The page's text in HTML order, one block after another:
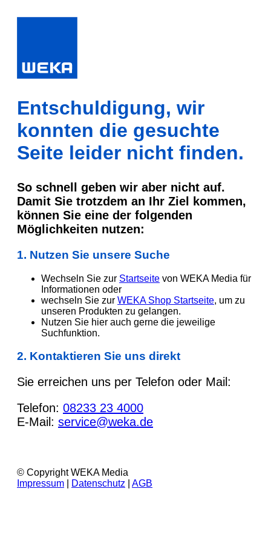
Entschuldigung, wir
konnten die gesuchte
Seite leider nicht finden.
So schnell geben wir aber nicht auf.
Damit Sie trotzdem an Ihr Ziel kommen,
können Sie eine der folgenden
Möglichkeiten nutzen:
1. Nutzen Sie unsere Suche
Wechseln Sie zur Startseite von WEKA Media für
Informationen oder
wechseln Sie zur WEKA Shop Startseite, um zu
unseren Produkten zu gelangen.
Nutzen Sie hier auch gerne die jeweilige
Suchfunktion.
2. Kontaktieren Sie uns direkt
Sie erreichen uns per Telefon oder Mail:
Telefon: 08233 23 4000
E-Mail: service@weka.de
© Copyright WEKA Media
Impressum
Datenschutz AGB